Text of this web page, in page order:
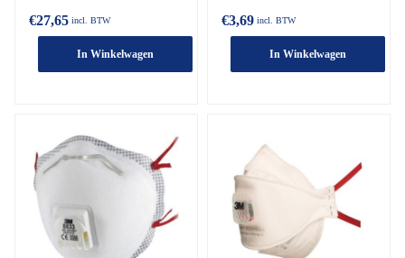
€27,65 incl. BTW
In Winkelwagen
€3,69 incl. BTW
In Winkelwagen